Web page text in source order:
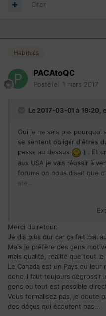
Citer
Habitués
PACAtoQC
Posté(e) 1 mars 2017
Le 2017-03-01 à 19:20,
Oui je ne sais pas pourquoi
se sentent obliger d'êtres
passe au dessus
) . Et
aux USA je vais réussir à
forums on nous disait que
are..
nous faisons des voitures
après 10ans..avec ce visa
investir 500 000$..Donc là
sans limite temps que ça
demandés sont
par année). Donc nous en
de ne pas pouvoir
Suisse nous aimerions voir
Canada. Apparement vous
Merci du retour.
Je dis plus dur car ça fait mal
Mais je préfère des gens
mais qualité, réalité que tout le
Le Canada est un Pays ou
donc il faut toujours dégrossir
gens ou tout est possible
Vous formalisez pas, je doute
des déçus qui écoutent pas...